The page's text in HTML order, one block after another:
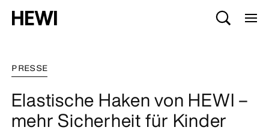
PRESSE
Elastische Haken von HEWI –
mehr Sicherheit für Kinder